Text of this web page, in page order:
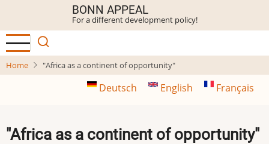
main
content
BONN APPEAL
For a different development policy!
Home "Africa as a continent of opportunity"
Deutsch English Français
"Africa as a continent of opportunity"